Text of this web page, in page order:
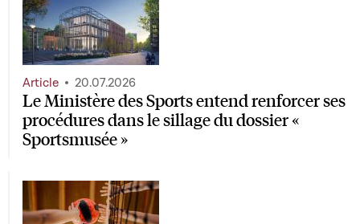
Le Ministère des Sports entend renforcer ses
procédures dans le sillage du dossier «
Sportsmusée »
Article 20.07.2026